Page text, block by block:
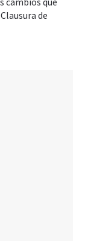
cambios que
de